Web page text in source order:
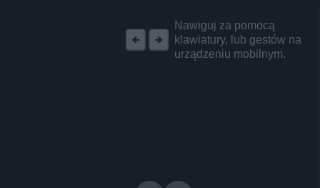
Nawiguj za pomocą
klawiatury, lub gestów na
urządzeniu mobilnym.